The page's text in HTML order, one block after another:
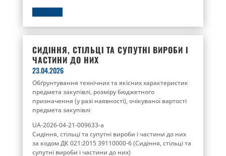
СИДІННЯ, СТІЛЬЦІ ТА СУПУТНІ ВИРОБИ І
ЧАСТИНИ ДО НИХ
23.04.2026
Обґрунтування технічних та якісних характеристик
предмета закупівлі, розміру бюджетного
призначення (у разі наявності), очікуваної вартості
предмета закупівлі
UA-2026-04-21-009633-a
Сидіння, стільці та супутні вироби і частини до них
за кодом ДК 021:2015 39110000-6 (Сидіння, стільці та
супутні вироби і частини до них)